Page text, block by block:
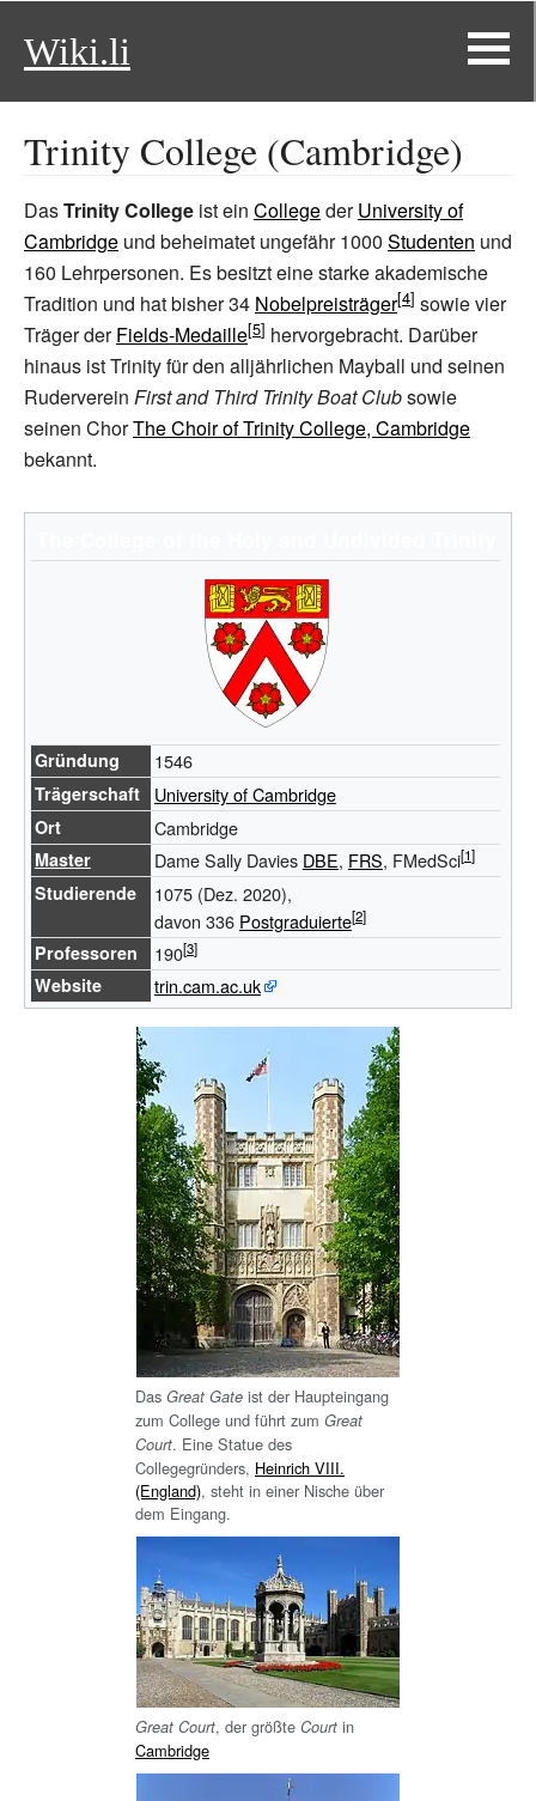
Wiki.li
Trinity College (Cambridge)
DasTrinity College ist ein CollegederUniversity of
Cambridge und beheimatet ungefähr 1000 Studenten und
160 Lehrpersonen. Es besitzt eine starke akademische
Tradition und hat bisher 34 Nobelpreisträger
sowie vier
Träger derFields-Medaille
hervorgebracht. Darüber
hinaus ist Trinity für den alljährlichen Mayball und seinen
Ruderverein First and Third Trinity Boat Clubsowie
seinen ChorThe Choir of Trinity College, Cambridge
bekannt.
Gründung 1546
Trägerschaft University of Cambridge
Ort Cambridge
Master DameSally Davies DBE, FRS, FMedSci
Studierende
1075 (Dez. 2020),
davon 336 Postgraduierte
Professoren 190
Website trin.cam.ac.uk
Das Great Gate ist der Haupteingang
zum College und führt zum Great
Court. Eine Statue des
Collegegründers, Heinrich VIII.
(England), steht in einer Nische über
dem Eingang.
Great Court, der größte Court in
Cambridge